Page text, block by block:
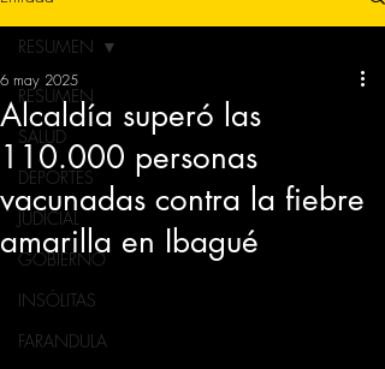
RESUMEN
SALUD
DEPORTES
JUDICIAL
GOBIERNO
INSÓLITAS
FARANDULA
RESUMEN
Alcaldía superó las
110.000 personas
vacunadas contra la fiebre
amarilla en Ibagué
6 may 2025